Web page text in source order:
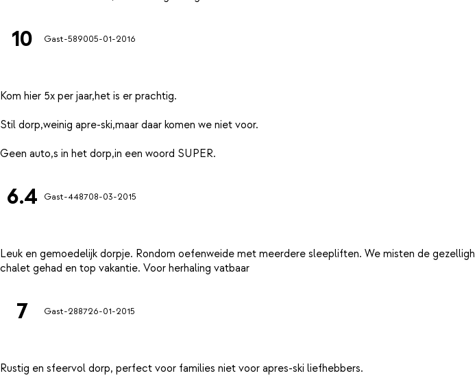
10 Gast-589005-01-2016
Kom hier 5x per jaar,het is er prachtig.
Stil dorp,weinig apre-ski,maar daar komen we niet voor.
6.4 Gast-448708-03-2015
Leuk en gemoedelijk dorpje. Rondom oefenweide met meerdere sleepliften. We misten de
7 Gast-288726-01-2015